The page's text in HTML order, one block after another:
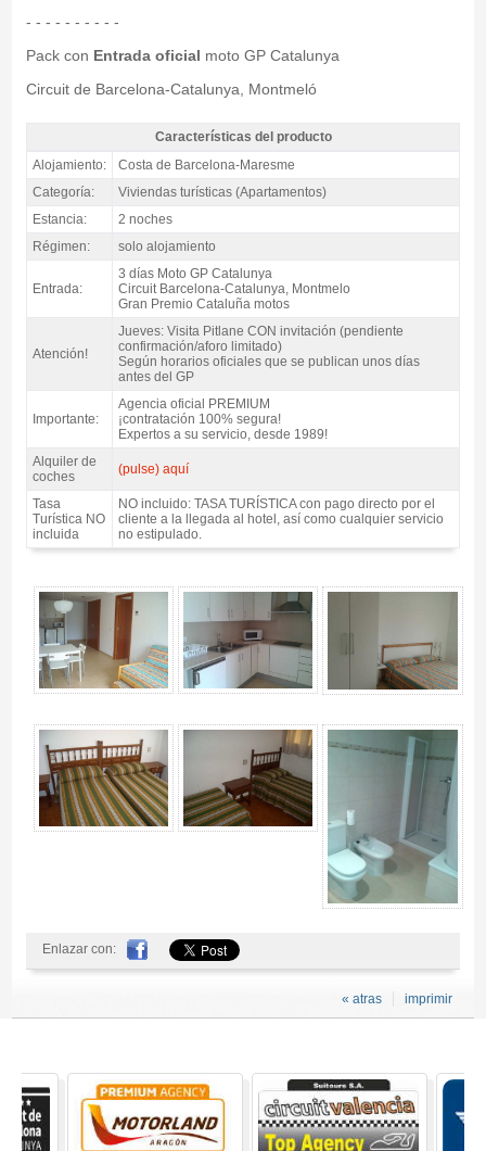
- - - - - - - - - -
Pack con Entrada oficial moto GP Catalunya
Circuit de Barcelona-Catalunya, Montmeló
Pack Costa MotoGP Catalunya, Apartamentos Sorrabona / 3 noches S.A. -
Características del producto
Alojamiento:
Costa de Barcelona-Maresme
Categoría:
Viviendas turísticas (Apartamentos)
Estancia:
2 noches
Régimen:
solo alojamiento
Entrada:
3 días Moto GP Catalunya
Circuit Barcelona-Catalunya, Montmelo
Gran Premio Cataluña motos
Atención!
Jueves: Visita Pitlane CON invitación (pendiente
confirmación/aforo limitado)
Según horarios oficiales que se publican unos días
antes del GP
Importante:
Agencia oficial PREMIUM
¡contratación 100% segura!
Expertos a su servicio, desde 1989!
Alquiler de
coches
(pulse) aquí
Tasa
Turística NO
incluida
NO incluido: TASA TURÍSTICA con pago directo por el
cliente a la llegada al hotel, así como cualquier servicio
no estipulado.
Gallery 4
Enlazar con:
imprimir
« atras